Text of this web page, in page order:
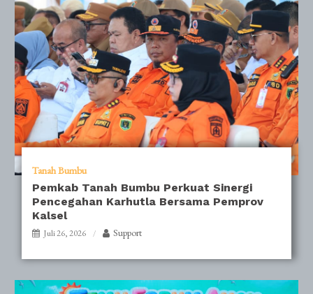
Tanah Bumbu
Pemkab Tanah Bumbu Perkuat Sinergi
Pencegahan Karhutla Bersama Pemprov
Kalsel
Juli 26, 2026 Support